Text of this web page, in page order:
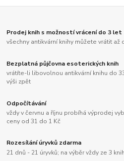
Prodej knih s možností vrácení do 3 let
všechny antikvární knihy můžete vrátit
Bezplatná půjčovna esoterických knih
vrátíte-li libovolnou antikvární knihu do
výši zpět
Odpočítávání
vždy v červnu a říjnu probíhá výprodej
ceny od 31 do 1 Kč
Rozesílání úryvků zdarma
21 dnů - 21 úryvků; na výběr vždy ze 3